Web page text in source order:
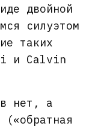
двойной
силуэтом
таких
и Calvin
нет, а